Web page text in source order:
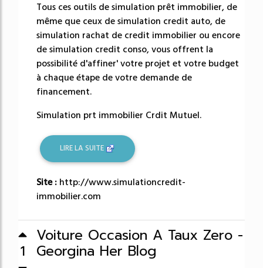
Tous ces outils de simulation prêt immobilier, de
même que ceux de simulation credit auto, de
simulation rachat de credit immobilier ou encore
de simulation credit conso, vous offrent la
possibilité d'affiner' votre projet et votre budget
à chaque étape de votre demande de
financement.
Simulation prt immobilier Crdit Mutuel.
LIRE LA SUITE
Site : http://www.simulationcredit-
immobilier.com
1
Voiture Occasion A Taux Zero -
Georgina Her Blog